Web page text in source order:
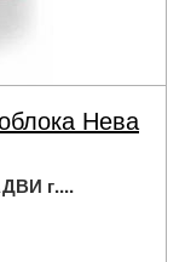
Нева
г....